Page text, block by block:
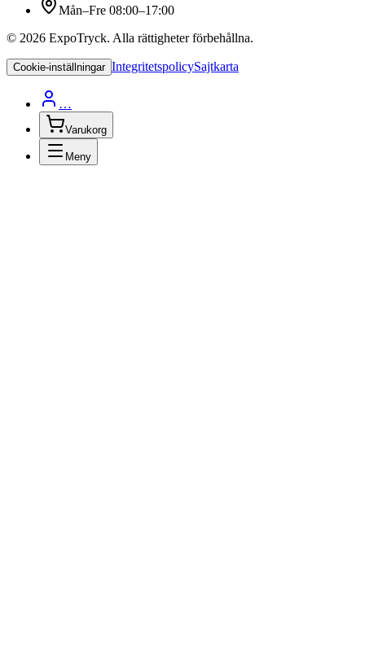
Mån–Fre 08:00–17:00
© 2026 ExpoTryck. Alla rättigheter förbehållna.
Cookie-inställningar IntegritetspolicySajtkarta
…
Varukorg
Meny